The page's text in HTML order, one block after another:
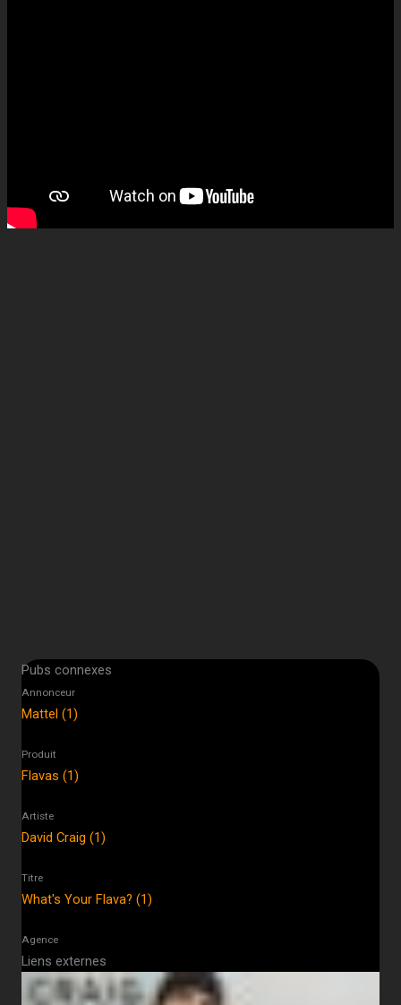
Pubs connexes
Annonceur
Mattel (1)
Produit
Flavas (1)
Artiste
David Craig (1)
Titre
What's Your Flava? (1)
Agence
Liens externes